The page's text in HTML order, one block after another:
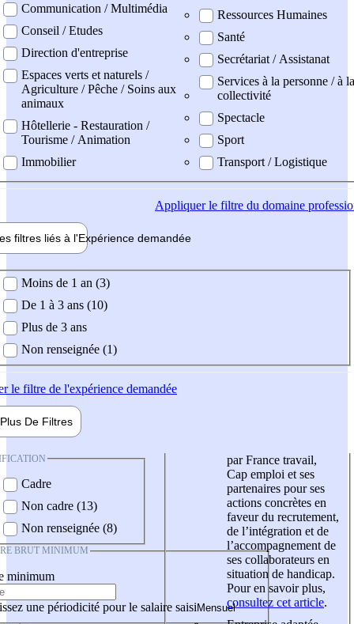
Communication / Multimédia
Conseil / Etudes
Direction d'entreprise
Espaces verts et naturels /
Agriculture / Pêche / Soins aux
animaux
Hôtellerie - Restauration /
Tourisme / Animation
Immobilier
Ressources Humaines
Santé
Secrétariat / Assistanat
Services à la personne / à la
collectivité
Spectacle
Sport
Transport / Logistique
Appliquerle filtre du domaine
filtres liés à l'Expérience demandée
demandée
Moins de 1 an (3)
De 1 à 3 ans (10)
Plus de 3 ans
Non renseignée (1)
le filtre de l'expérience demandée
Plus De Filtres
Cadre
Non cadre (13)
Non renseignée (8)
BRUT MINIMUM
minimum
une périodicité pour le salaire saisi
par France travail,
Cap emploi et ses
partenaires pour ses
actions concrètes en
faveur du recrutement,
de l’intégration et de
l’accompagnement de
ses collaborateurs en
situation de handicap.
Pour en savoir plus,
consultez cet article.